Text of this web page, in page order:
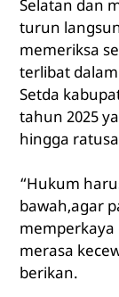
Selatan dan
turun
memeriksa
terlibat
Setda
tahun 2025
hingga
“Hukum
bawah,agar
merasa
berikan.